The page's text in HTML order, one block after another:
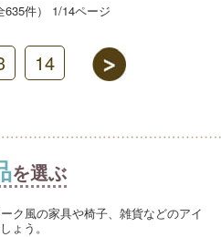
635件） 1/14ページ
14
を選ぶ
ク風の家具や椅子、雑貨などのアイ
ょう。